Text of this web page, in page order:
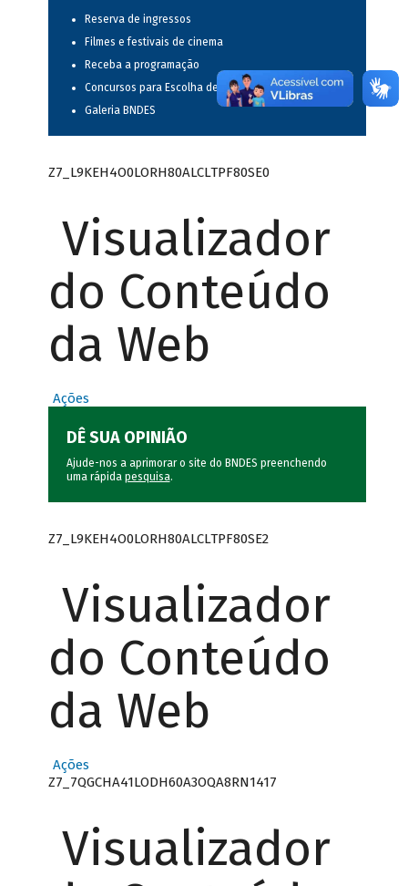
Reserva de ingressos
Filmes e festivais de cinema
Receba a programação
Concursos para Escolha de Espetáculos Musicais
Galeria BNDES
Z7_L9KEH4O0LORH80ALCLTPF80SE0
Visualizador
do Conteúdo
da Web
Ações
DÊ SUA OPINIÃO
Ajude-nos a aprimorar o site do BNDES preenchendo
uma rápida pesquisa.
Z7_L9KEH4O0LORH80ALCLTPF80SE2
Visualizador
do Conteúdo
da Web
Ações
Z7_7QGCHA41LODH60A3OQA8RN1417
Visualizador